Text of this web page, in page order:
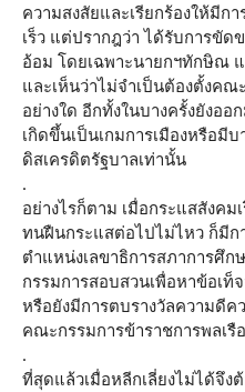
ความสงสัยและเรียกร้องให้มีก
เร็ว แต่ปรากฎว่า ได้รับการขัด
อ้อม โดยเฉพาะนายกฯทักษิณ
และเห็นว่าไม่จำเป็นต้องตั้งค
อย่างใด อีกทั้งในบางครั้งยังออ
เกิดขึ้นเป็นเกมการเมืองหรือมี
ดิสเครดิตรัฐบาลเท่านั้น
.
อย่างไรก็ตาม เมื่อกระแสสังค
ทนฝืนกระแสต่อไปไม่ไหว ก็มีก
ตำแหน่งเลขาธิการสภาการศึ
กรรมการสอบสวนเพื่อหาข้อเท็
หรือยังมีการตบรางวัลความดี
คณะกรรมการข้าราชการพลเรื
.
ที่สุดแล้วเมื่อหลีกเลี่ยงไม่ได้จึ